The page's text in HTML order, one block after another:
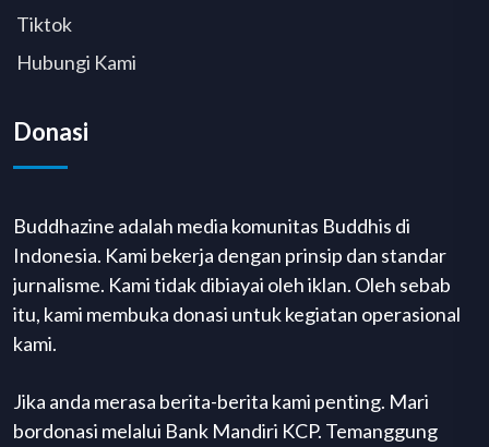
Tiktok
Hubungi Kami
Donasi
Buddhazine adalah media komunitas Buddhis di
Indonesia. Kami bekerja dengan prinsip dan standar
jurnalisme. Kami tidak dibiayai oleh iklan. Oleh sebab
itu, kami membuka donasi untuk kegiatan operasional
kami.
Jika anda merasa berita-berita kami penting. Mari
bordonasi melalui Bank Mandiri KCP. Temanggung